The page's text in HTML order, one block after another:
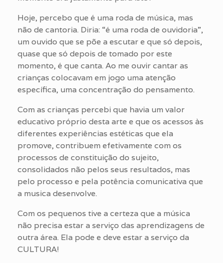
Hoje, percebo que é uma roda de música, mas
não de cantoria. Diria: “é uma roda de ouvidoria”,
um ouvido que se põe a escutar e que só depois,
quase que só depois de tomado por este
momento, é que canta. Ao me ouvir cantar as
crianças colocavam em jogo uma atenção
específica, uma concentração do pensamento.
Com as crianças percebi que havia um valor
educativo próprio desta arte e que os acessos às
diferentes experiências estéticas que ela
promove, contribuem efetivamente com os
processos de constituição do sujeito,
consolidados não pelos seus resultados, mas
pelo processo e pela potência comunicativa que
a musica desenvolve.
Com os pequenos tive a certeza que a música
não precisa estar a serviço das aprendizagens de
outra área. Ela pode e deve estar a serviço da
CULTURA!